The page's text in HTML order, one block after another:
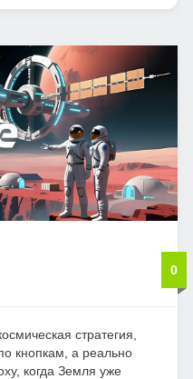
0
стратегия,
кнопкам, а реально
когда Земля уже